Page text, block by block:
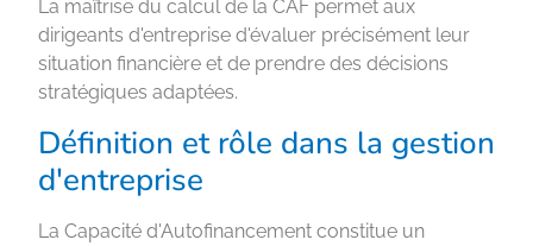
La maîtrise du calcul de la CAF permet aux
dirigeants d'entreprise d'évaluer précisément leur
situation financière et de prendre des décisions
stratégiques adaptées.
Définition et rôle dans la gestion
d'entreprise
La Capacité d'Autofinancement constitue un